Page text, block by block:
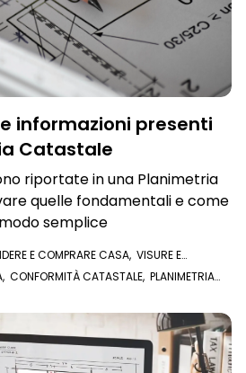
informazioni presenti
Catastale
riportate in una Planimetria
quelle fondamentali e come
semplice
E COMPRARE CASA, VISURE E
CATASTALE
, CONFORMITÀ CATASTALE, PLANIMETRIA